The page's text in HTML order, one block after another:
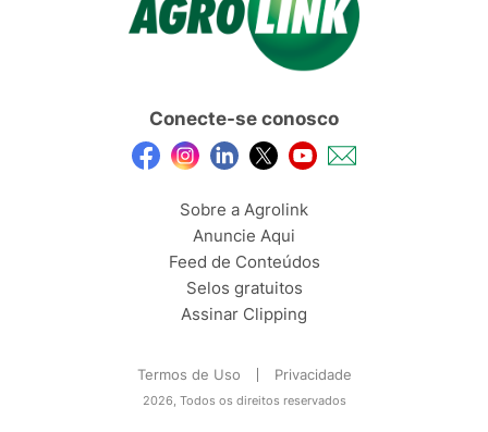
Conecte-se conosco
Sobre a Agrolink
Anuncie Aqui
Feed de Conteúdos
Selos gratuitos
Assinar Clipping
Termos de Uso Privacidade
2026, Todos os direitos reservados